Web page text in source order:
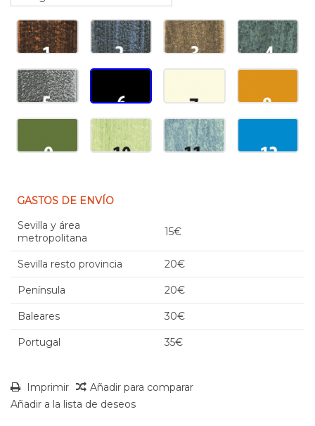
GASTOS DE ENVÍO
Sevilla y área
metropolitana
15€
Sevilla resto provincia 20€
Península 20€
Baleares 30€
Portugal 35€
Imprimir
Añadir para comparar
Añadir a la lista de deseos